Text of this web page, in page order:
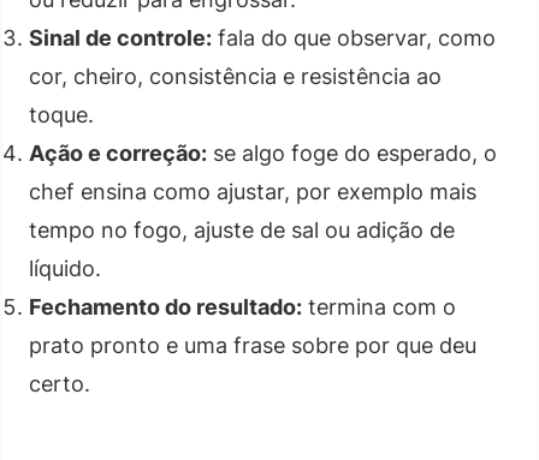
Sinal de controle: fala do que observar, como
cor, cheiro, consistência e resistência ao
toque.
Ação e correção: se algo foge do esperado, o
chef ensina como ajustar, por exemplo mais
tempo no fogo, ajuste de sal ou adição de
líquido.
Fechamento do resultado: termina com o
prato pronto e uma frase sobre por que deu
certo.